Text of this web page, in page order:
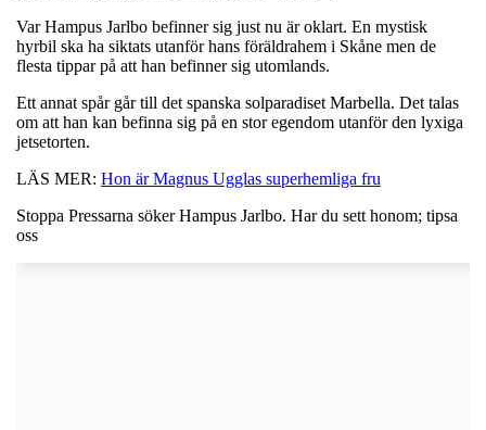
Var Hampus Jarlbo befinner sig just nu är oklart. En mystisk
hyrbil ska ha siktats utanför hans föräldrahem i Skåne men de
flesta tippar på att han befinner sig utomlands.
Ett annat spår går till det spanska solparadiset Marbella. Det talas
om att han kan befinna sig på en stor egendom utanför den lyxiga
jetsetorten.
LÄS MER: Hon är Magnus Ugglas superhemliga fru
Stoppa Pressarna söker Hampus Jarlbo. Har du sett honom; tipsa
oss